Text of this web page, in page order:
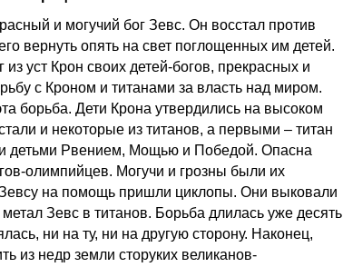
и могучий бог Зевс. Он восстал против
вернуть опять на свет поглощенных им детей.
из уст Крон своих детей-богов, прекрасных и
с Кроном и титанами за власть над миром.
борьба. Дети Крона утвердились на высоком
и некоторые из титанов, а первыми – титан
и детьми Рвением, Мощью и Победой. Опасна
олимпийцев. Могучи и грозны были их
на помощь пришли циклопы. Они выковали
Зевс в титанов. Борьба длилась уже десять
ни на ту, ни на другую сторону. Наконец,
из недр земли сторуких великанов-